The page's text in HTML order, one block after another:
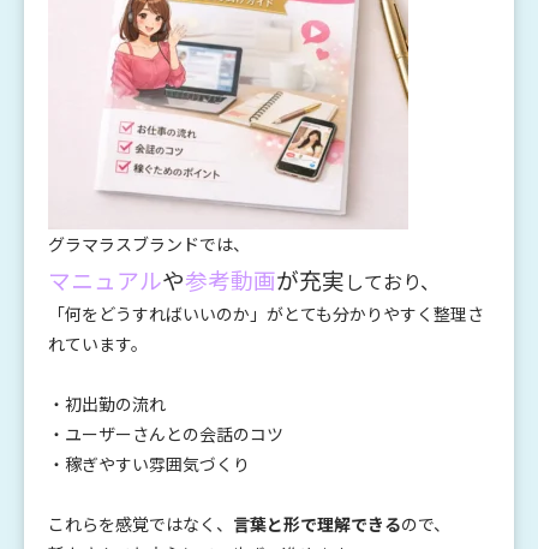
グラマラスブランドでは、
マニュアルや参考動画が充実しており、
「何をどうすればいいのか」がとても分かりやすく整理さ
れています。
・初出勤の流れ
・ユーザーさんとの会話のコツ
・稼ぎやすい雰囲気づくり
これらを感覚ではなく、 言葉と形で理解できるので、